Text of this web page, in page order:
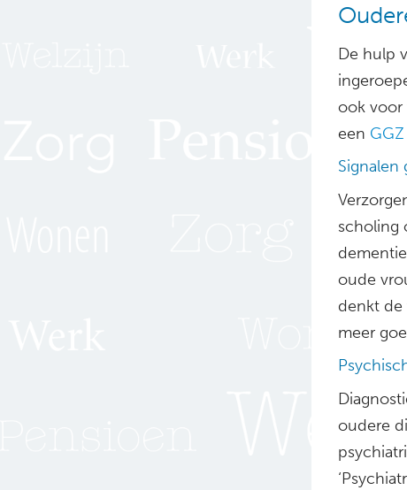
De hulp
ook voor
een
Signalen
scholing
oude
denkt de
meer
oudere